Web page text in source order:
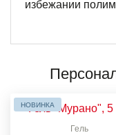
избежании
НОВИНКА
Гель